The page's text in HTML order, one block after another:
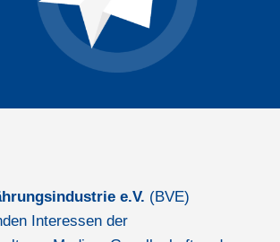
e.V. (BVE)
Interessen der